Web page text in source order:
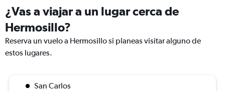
¿Vas a viajar a un lugar cerca de
Hermosillo?
Reserva un vuelo a Hermosillo si planeas visitar alguno de
estos lugares.
San Carlos